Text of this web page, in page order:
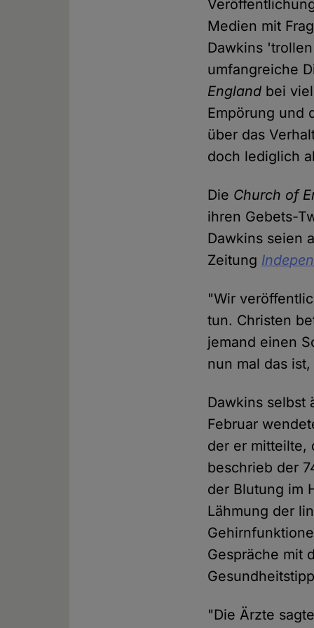
Medien mit
Dawkins
umfangreiche
England bei
Empörung und
über das
doch lediglich
Die Church of
ihren Gebets-
Dawkins seien
Zeitung
"Wir
tun. Christen
jemand einen
nun mal das
Dawkins selbst
Februar
der er mitteilte,
beschrieb der
der Blutung im
Lähmung der
Gespräche mit
"Die Ärzte